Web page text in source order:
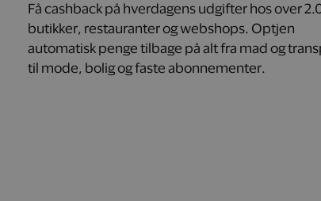
Få cashback på hverdagens udgifter hos over
butikker, restauranter og webshops. Optjen
automatisk penge tilbage på alt fra mad og
til mode, bolig og faste abonnementer.